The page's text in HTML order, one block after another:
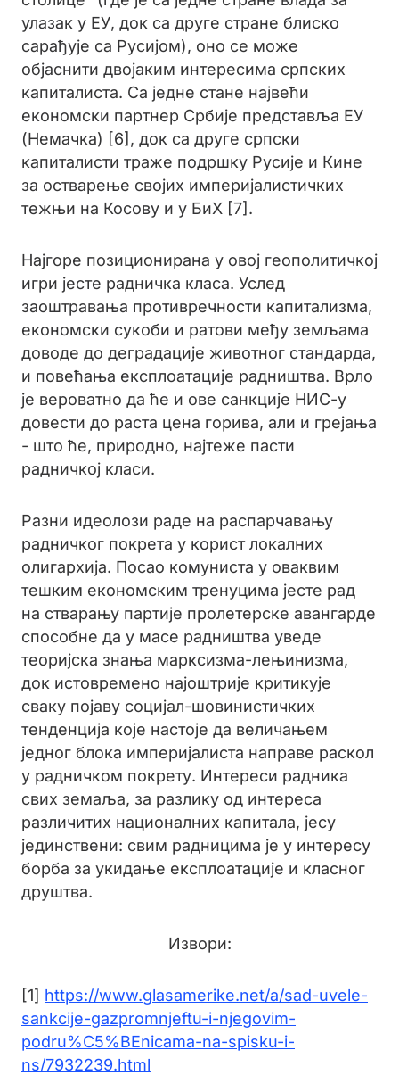
улазак у ЕУ, док са друге стране блиско
сарађује са Русијом), оно се може
објаснити двојаким интересима српских
капиталиста. Са једне стане највећи
економски партнер Србије представља ЕУ
(Немачка) [6], док са друге српски
капиталисти траже подршку Русије и Кине
за остварење својих империјалистичких
тежњи на Косову и у БиХ [7].
Најгоре позиционирана у овој геополитичкој
игри јесте радничка класа. Услед
заоштравања противречности капитализма,
економски сукоби и ратови међу земљама
доводе до деградације животног стандарда,
и повећања експлоатације радништва. Врло
је вероватно да ће и ове санкције НИС-у
довести до раста цена горива, али и грејања
- што ће, природно, најтеже пасти
радничкој класи.
Разни идеолози раде на распарчавању
радничког покрета у корист локалних
олигархија. Посао комуниста у оваквим
тешким економским тренуцима јесте рад
на стварању партије пролетерске авангарде
способне да у масе радништва уведе
теоријска знања марксизма-лењинизма,
док истовремено најоштрије критикује
сваку појаву социјал-шовинистичких
тенденција које настоје да величањем
једног блока империјалиста направе раскол
у радничком покрету. Интереси радника
свих земаља, за разлику од интереса
различитих националних капитала, јесу
јединствени: свим радницима је у интересу
борба за укидање експлоатације и класног
друштва.
Извори:
[1] https://www.glasamerike.net/a/sad-uvele-
sankcije-gazpromnjeftu-i-njegovim-
podru%C5%BEnicama-na-spisku-i-
ns/7932239.html